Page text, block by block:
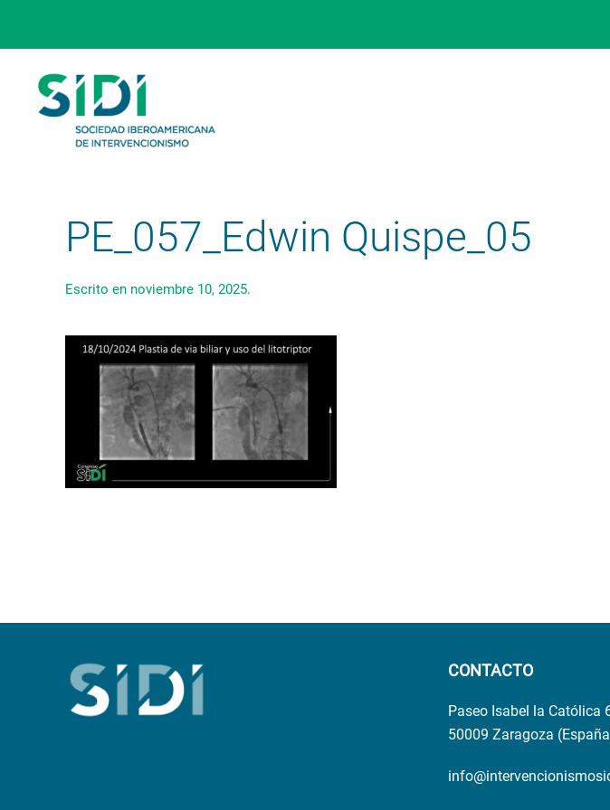
Skip to main content
PE_057_Edwin Quispe_05
Escrito en noviembre 10, 2025.
CONTACTO
Paseo Isabel la Católica
50009 Zaragoza